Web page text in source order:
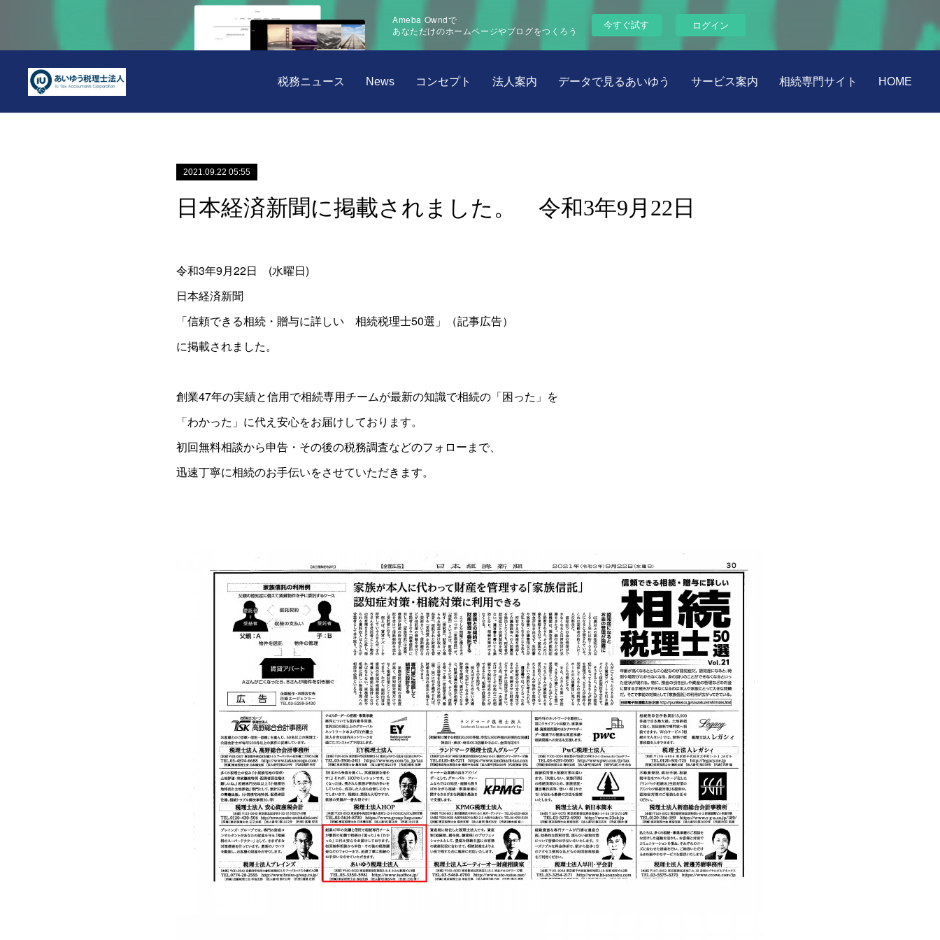
Ameba Owndで
あなただけのホームページやブログをつくろう
今すぐ試す ログイン
税務ニュース News コンセプト 法人案内 データで見るあいゆう サービス案内 相続専門サイト HOME
2021.09.22 05:55
日本経済新聞に掲載されました。 令和3年9月22日
令和3年9月22日 (水曜日)
日本経済新聞
「信頼できる相続・贈与に詳しい 相続税理士50選」（記事広告）
に掲載されました。
創業47年の実績と信用で相続専用チームが最新の知識で相続の「困った」を
「わかった」に代え安心をお届けしております。
初回無料相談から申告・その後の税務調査などのフォローまで、
迅速丁寧に相続のお手伝いをさせていただきます。